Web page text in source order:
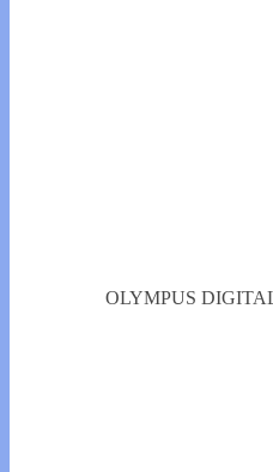
OLYMPUS